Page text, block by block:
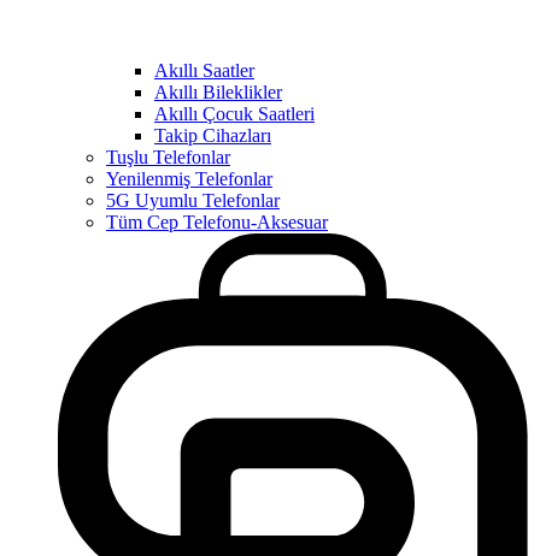
Akıllı Saatler
Akıllı Bileklikler
Akıllı Çocuk Saatleri
Takip Cihazları
Tuşlu Telefonlar
Yenilenmiş Telefonlar
5G Uyumlu Telefonlar
Tüm Cep Telefonu-Aksesuar